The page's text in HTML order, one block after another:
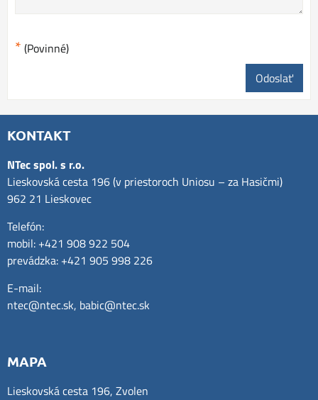
* (Povinné)
Odoslať
KONTAKT
NTec spol. s r.o.
Lieskovská cesta 196 (v priestoroch Uniosu – za Hasičmi)
962 21 Lieskovec
Telefón:
mobil: +421 908 922 504
prevádzka: +421 905 998 226
E-mail:
ntec@ntec.sk, babic@ntec.sk
MAPA
Lieskovská cesta 196, Zvolen